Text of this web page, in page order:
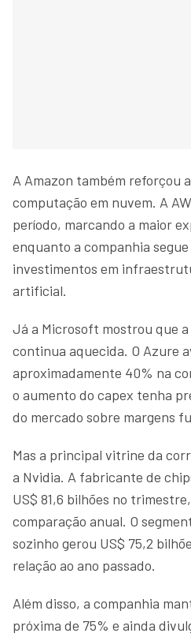
A Amazon também reforçou
computação em nuvem. A
período, marcando a maior
enquanto a companhia
investimentos em
artificial.
Já a Microsoft mostrou que
continua aquecida. O Azure
aproximadamente 40% na
o aumento do capex tenha
do mercado sobre margens
Mas a principal vitrine da
a Nvidia. A fabricante de
US$ 81,6 bilhões no
comparação anual. O
sozinho gerou US$ 75,2
relação ao ano passado.
Além disso, a companhia
próxima de 75% e ainda